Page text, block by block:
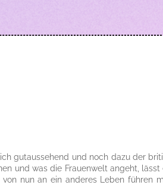
gutaussehend und noch dazu der
und was die Frauenwelt angeht,
von nun an ein anderes Leben führen